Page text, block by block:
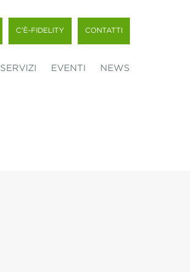
C'È-FIDELITY CONTATTI
SERVIZI EVENTI NEWS